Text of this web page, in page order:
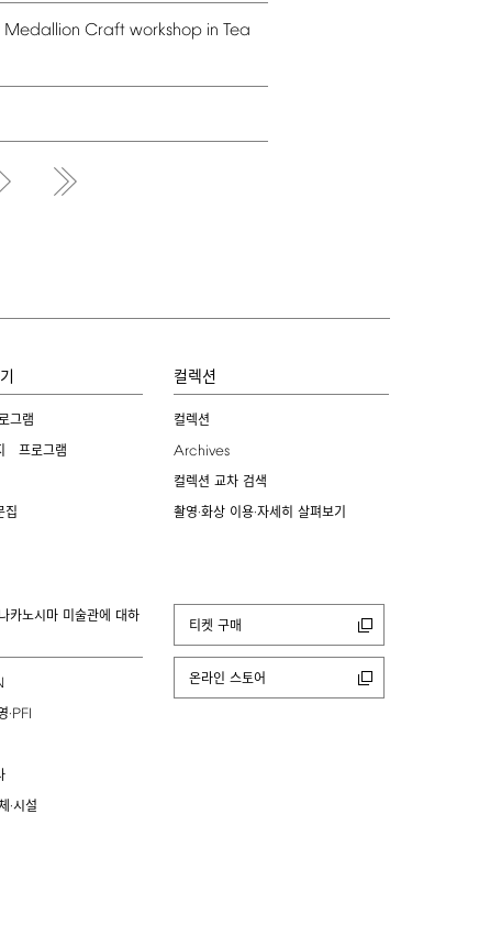
Medallion Craft workshop in Tea
그램
프로그램
집
컬렉션
컬렉션
Archives
컬렉션 교차 검색
촬영·화상 이용·자세히 살펴보기
카노시마 미술관에 대하
·PFI
·시설
티켓 구매
온라인 스토어